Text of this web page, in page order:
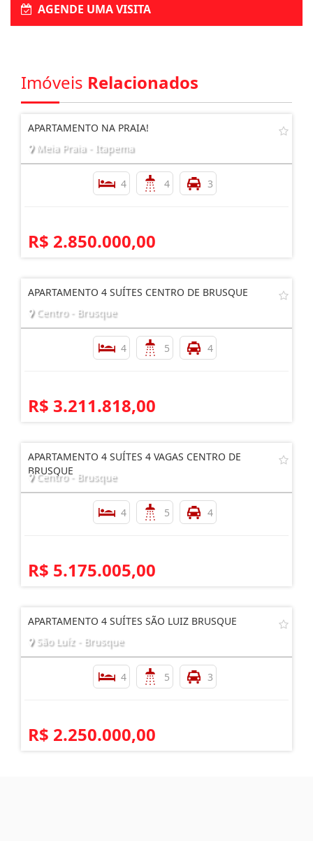
AGENDE UMA VISITA
Imóveis Relacionados
APARTAMENTO NA PRAIA!
Meia Praia - Itapema
4 4 3
R$ 2.850.000,00
APARTAMENTO 4 SUÍTES CENTRO DE BRUSQUE
Centro - Brusque
4 5 4
R$ 3.211.818,00
APARTAMENTO 4 SUÍTES 4 VAGAS CENTRO DE
BRUSQUE
Centro - Brusque
4 5 4
R$ 5.175.005,00
APARTAMENTO 4 SUÍTES SÃO LUIZ BRUSQUE
São Luíz - Brusque
4 5 3
R$ 2.250.000,00